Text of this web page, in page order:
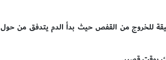
من محاولات الهروب، قال إن القرش كافح لمدة 25 دقيقة للخروج من القفص حيث بدأ الدم يتدفق من حول